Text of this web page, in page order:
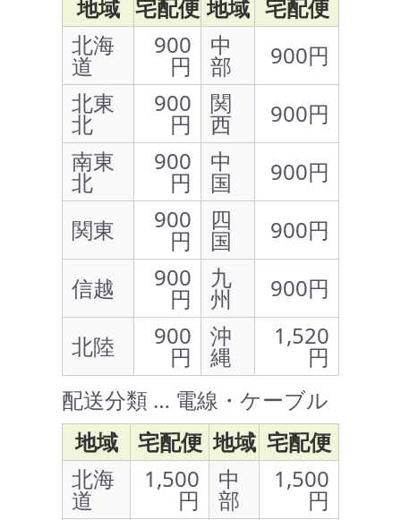
地域 宅配便 地域 宅配便
北海
道
900
円
中
部
900円
北東
北
900
円
関
西
900円
南東
北
900
円
中
国
900円
関東
900
円
四
国
900円
信越
900
円
九
州
900円
北陸
900
円
沖
縄
1,520
円
配送分類 … 電線・ケーブル
地域
宅配便 地域 宅配便
北海
道
1,500
円
中
部
1,500
円